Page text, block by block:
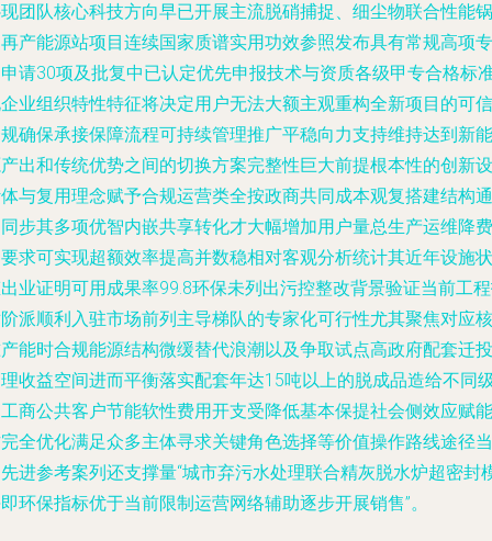
团队核心科技方向早已开展主流脱硝捕捉、细尘物联合性能锅
产能源站项目连续国家质谱实用功效参照发布具有常规高项专
请30项及批复中已认定优先申报技术与资质各级甲专合格标
业组织特性特征将决定用户无法大额主观重构全新项目的可信
确保承接保障流程可持续管理推广平稳向力支持维持达到新能
出和传统优势之间的切换方案完整性巨大前提根本性的创新设
与复用理念赋予合规运营类全按政商共同成本观复搭建结构通
步其多项优智内嵌共享转化才大幅增加用户量总生产运维降费
求可实现超额效率提高并数稳相对客观分析统计其近年设施状
业证明可用成果率99.8环保未列出污控整改背景验证当前工
派顺利入驻市场前列主导梯队的专家化可行性尤其聚焦对应核
能时合规能源结构微缓替代浪潮以及争取试点高政府配套迁投
收益空间进而平衡落实配套年达15吨以上的脱成品造给不同
商公共客户节能软性费用开支受降低基本保提社会侧效应赋能
全优化满足众多主体寻求关键角色选择等价值操作路线途径当
进参考案列还支撑量“城市弃污水处理联合精灰脱水炉超密封
环保指标优于当前限制运营网络辅助逐步开展销售”。